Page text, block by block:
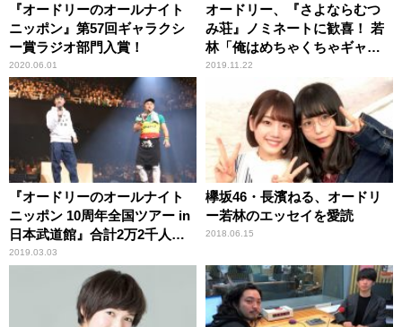
『オードリーのオールナイト
ニッポン』第57回ギャラクシ
ー賞ラジオ部門入賞！
2020.06.01
オードリー、『さよならむつ
み荘』ノミネートに歓喜！ 若
林「俺はめちゃくちゃギャラ
クシー賞が欲しい！」
2019.11.22
『オードリーのオールナイト
ニッポン 10周年全国ツアー in
日本武道館』合計2万2千人の
リトルトゥースを沸かせる！
2019.03.03
欅坂46・長濱ねる、オードリ
ー若林のエッセイを愛読
2018.06.15